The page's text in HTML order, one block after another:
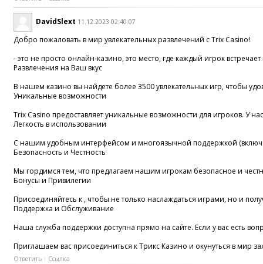
DavidSlext 11.12.2023 02:40:07
Добро пожаловать в мир увлекательных развлечений с Trix Casino!
- это не просто онлайн-казино, это место, где каждый игрок
Развлечения на Ваш вкус
В нашем казино вы найдете более 3500 увлекательных игр, чтобы
Уникальные возможности
Trix Casino предоставляет уникальные возможности для игроков. У
Легкость в использовании
С нашим удобным интерфейсом и многоязычной поддержкой
Безопасность и Честность
Мы гордимся тем, что предлагаем нашим игрокам безопасное и
Бонусы и Привилегии
Присоединяйтесь к , чтобы не только наслаждаться играми, но и
Поддержка и Обслуживание
Наша служба поддержки доступна прямо на сайте. Если у вас есть
Приглашаем вас присоединиться к Трикс Казино и окунуться в мир
Ответить Ссылка